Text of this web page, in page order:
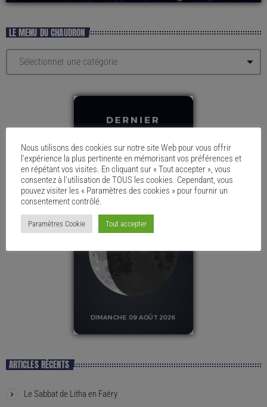
LE MENU DU CHAUDRON
ARTICLES RÉCENTS
Le Sabbat de Litha en Faëry
Nous utilisons des cookies sur notre site Web pour vous offrir
l'expérience la plus pertinente en mémorisant vos préférences et
en répétant vos visites. En cliquant sur « Tout accepter », vous
consentez à l'utilisation de TOUS les cookies. Cependant, vous
pouvez visiter les « Paramètres des cookies » pour fournir un
consentement contrôlé.
Paramètres Cookie Tout accepter